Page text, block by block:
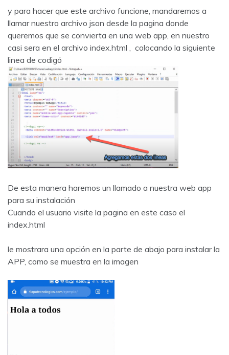
y para hacer que este archivo funcione, mandaremos a
llamar nuestro archivo json desde la pagina donde
queremos que se convierta en una web app, en nuestro
casi sera en el archivo index.html , colocando la siguiente
linea de codigó
De esta manera haremos un llamado a nuestra web app
para su instalación
Cuando el usuario visite la pagina en este caso el
index.html
le mostrara una opción en la parte de abajo para instalar la
APP, como se muestra en la imagen